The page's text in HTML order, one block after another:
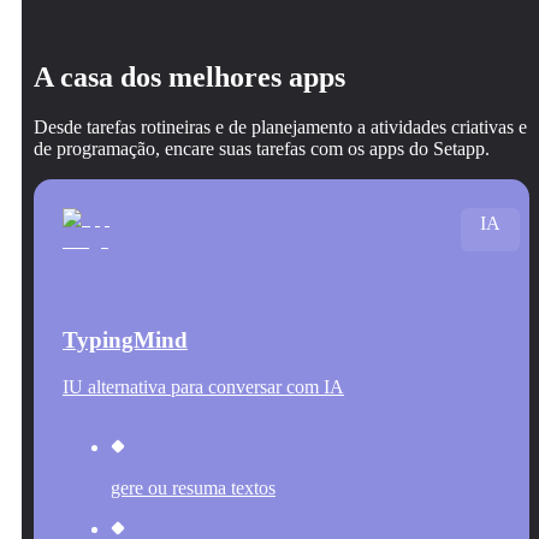
A casa dos melhores apps
Desde tarefas rotineiras e de planejamento a atividades criativas e
de programação, encare suas tarefas com os apps do Setapp.
TypingMind
IU alternativa para conversar com IA
gere ou resuma textos
IA